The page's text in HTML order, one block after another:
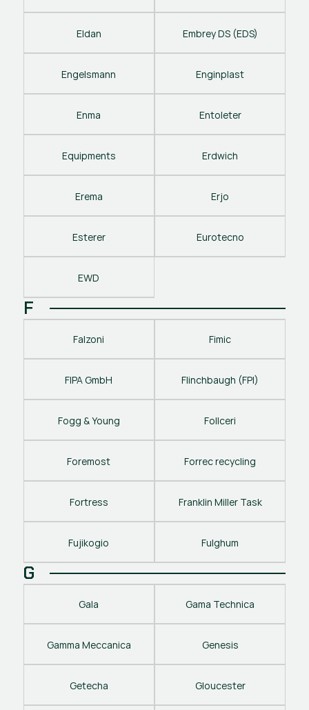
Eldan Embrey DS (EDS)
Engelsmann Enginplast
Enma Entoleter
Equipments Erdwich
Erema Erjo
Esterer Eurotecno
EWD
F
Falzoni Fimic
FIPA GmbH Flinchbaugh (FPI)
Fogg & Young Follceri
Foremost Forrec recycling
Fortress Franklin Miller Task
Fujikogio Fulghum
G
Gala Gama Technica
Gamma Meccanica Genesis
Getecha Gloucester